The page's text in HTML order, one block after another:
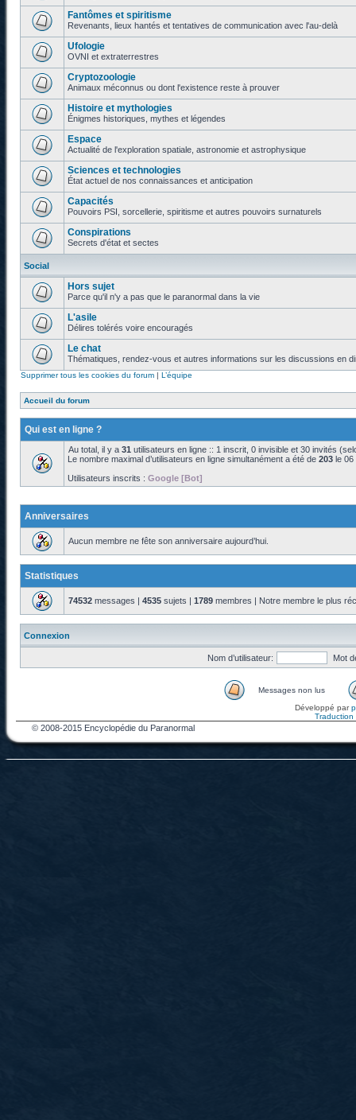
Fantômes et spiritisme
Revenants, lieux hantés et tentatives de communication avec l'au-delà
Ufologie
OVNI et extraterrestres
Cryptozoologie
Animaux méconnus ou dont l'existence reste à prouver
Histoire et mythologies
Énigmes historiques, mythes et légendes
Espace
Actualité de l'exploration spatiale, astronomie et astrophysique
Sciences et technologies
État actuel de nos connaissances et anticipation
Capacités
Pouvoirs PSI, sorcellerie, spiritisme et autres pouvoirs surnaturels
Conspirations
Secrets d'état et sectes
Social
Hors sujet
Parce qu'il n'y a pas que le paranormal dans la vie
L'asile
Délires tolérés voire encouragés
Le chat
Thématiques, rendez-vous et autres informations sur les discussions en
Supprimer tous les cookies du forum | L’équipe
Accueil du forum
Qui est en ligne ?
Au total, il y a 31 utilisateurs en ligne :: 1 inscrit, 0 invisible et 30 invités
Le nombre maximal d’utilisateurs en ligne simultanément a été de 203 le 06
Utilisateurs inscrits : Google [Bot]
Anniversaires
Aucun membre ne fête son anniversaire aujourd’hui.
Statistiques
74532 messages | 4535 sujets | 1789 membres | Notre membre le plus
Connexion
Nom d’utilisateur: Mot
Messages non lus
Développé par
Traduction
© 2008-2015 Encyclopédie du Paranormal